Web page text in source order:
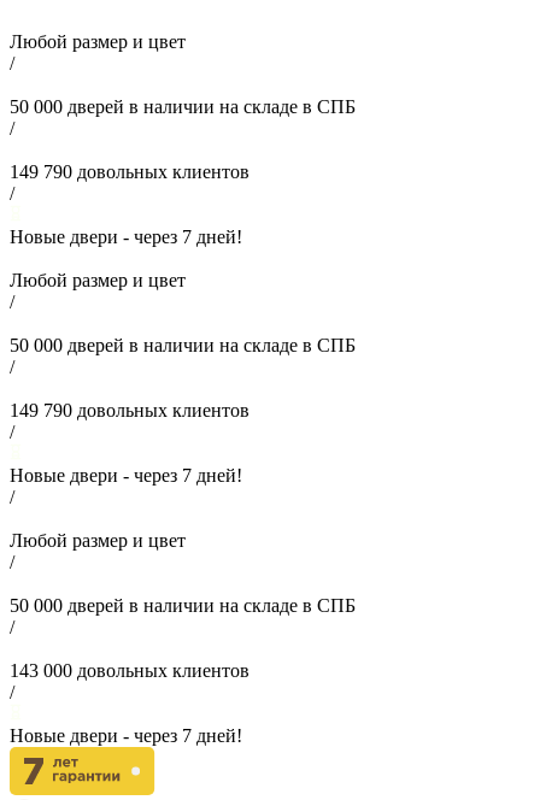
Любой размер и цвет
/
50 000 дверей в наличии на складе в СПБ
/
149 790 довольных клиентов
/
Новые двери - через 7 дней!
Любой размер и цвет
/
50 000 дверей в наличии на складе в СПБ
/
149 790 довольных клиентов
/
Новые двери - через 7 дней!
/
Любой размер и цвет
/
50 000 дверей в наличии на складе в СПБ
/
143 000 довольных клиентов
/
Новые двери - через 7 дней!